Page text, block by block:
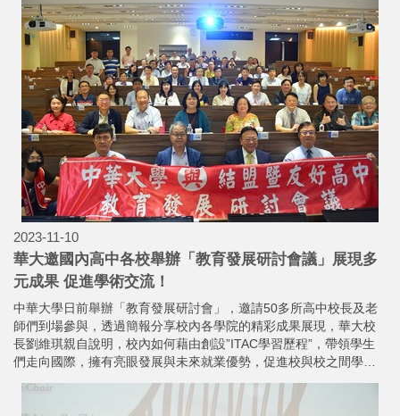
2023-11-10
華大邀國內高中各校舉辦「教育發展研討會議」展現多
元成果 促進學術交流！
中華大學日前舉辦「教育發展研討會」，邀請50多所高中校長及老
師們到場參與，透過簡報分享校內各學院的精彩成果展現，華大校
長劉維琪親自說明，校內如何藉由創設”ITAC學習歷程”，帶領學生
們走向國際，擁有亮眼發展與未來就業優勢，促進校與校之間學術